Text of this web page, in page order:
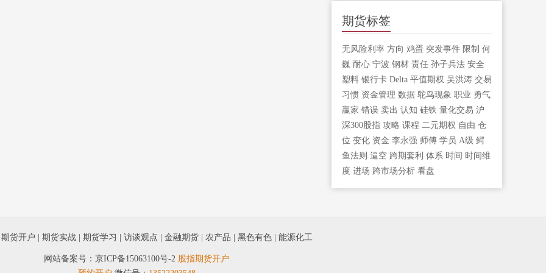
期货标签
无风险利率 方向 鸡蛋 突发事件 限制 何
巍 耐心 宁波 钢材 责任 孙子兵法 安全
塑料 银行卡 Delta 平值期权 吴洪涛 交易
习惯 资金管理 数据 鸵鸟现象 职业 勇气
贏家 错误 卖出 认知 硅铁 量化交易 沪
深300股指 攻略 课程 二元期权 自由 仓
位 变化 资金 李永强 师傅 学员 A级 鳄
鱼法则 逼空 跨期套利 体系 时间 时间维
度 进场 跨市场分析 看盘
期货开户 期货实战 期货学习 访谈观点 金融期货 农产品 黑色有色 能源化工
网站备案号： 京ICP备15063100号-2 股指期货开户